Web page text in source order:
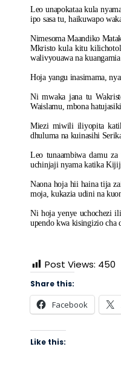
Leo unapokataa kula
ipo sasa tu, haikuwapo
Nimesoma Maandiko
Mkristo kula kitu
walivyouawa na
Hoja yangu inasimama,
Ni mwaka jana tu
Waislamu, mbona
Miezi miwili iliyopita
dhuluma na kuinasihi
Leo tunaambiwa damu
uchinjaji nyama katika
Naona hoja hii haina tija
moja, kukazia udini na
Ni hoja yenye uchochezi
upendo kwa kisingizio cha
Post Views: 450
Share this:
Facebook
Like this: